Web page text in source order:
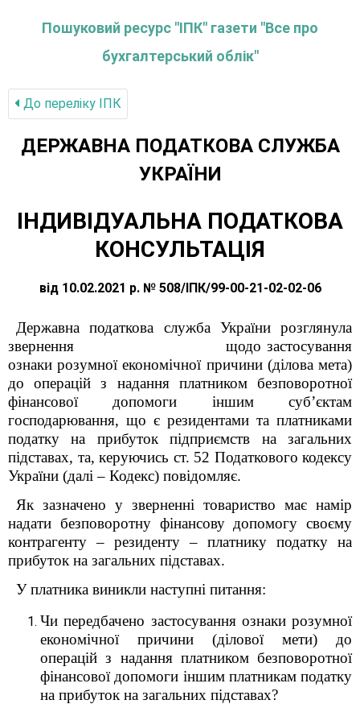
Пошуковий ресурс "ІПК" газети "Все про
бухгалтерський облік"
До переліку IПК
ДЕРЖАВНА ПОДАТКОВА СЛУЖБА
УКРАЇНИ
ІНДИВІДУАЛЬНА ПОДАТКОВА
КОНСУЛЬТАЦІЯ
від 10.02.2021 р. № 508/ІПК/99-00-21-02-02-06
Державна податкова служба України розглянула
звернення щодо застосування
ознаки розумної економічної причини (ділова мета)
до операцій з надання платником безповоротної
фінансової допомоги іншим суб’єктам
господарювання, що є резидентами та платниками
податку на прибуток підприємств на загальних
підставах, та, керуючись ст. 52 Податкового кодексу
України (далі – Кодекс) повідомляє.
Як зазначено у зверненні товариство має намір
надати безповоротну фінансову допомогу своєму
контрагенту – резиденту – платнику податку на
прибуток на загальних підставах.
У платника виникли наступні питання:
Чи передбачено застосування ознаки розумної
економічної причини (ділової мети) до
операцій з надання платником безповоротної
фінансової допомоги іншим платникам податку
на прибуток на загальних підставах?